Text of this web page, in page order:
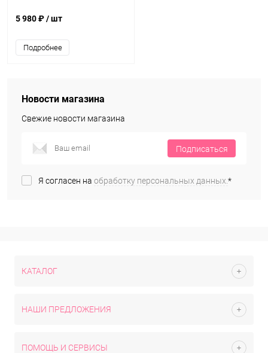
5 980 ₽/ шт
Подробнее
Новости магазина
Свежие новости магазина
Подписаться
Я согласен на обработку персональных данных.*
КАТАЛОГ
НАШИ ПРЕДЛОЖЕНИЯ
ПОМОЩЬ И СЕРВИСЫ